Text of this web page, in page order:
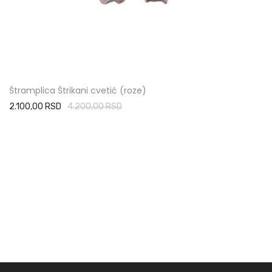
Štramplica Štrikani cvetić (roze)
2.100,00 RSD 4.200,00 RSD